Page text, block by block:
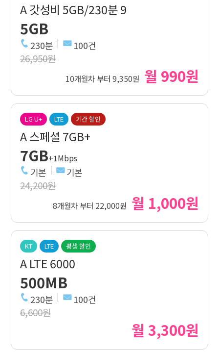
A 갓성비 5GB/230분 9
5GB
230분 100건
26,950원
10개월차 부터 9,350원 월 990원
LG U+ LTE 기간 할인
A 스페셜 7GB+
7GB+1Mbps
기본 기본
24,200원
8개월차 부터 22,000원 월 1,000원
KT LTE 평생 할인
A LTE 6000
500MB
230분 100건
6,600원
월 3,300원